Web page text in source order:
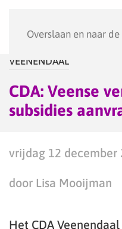
Overslaan en naar
VEENENDAAL
CDA: Veense
subsidies
vrijdag 12 december
door Lisa Mooijman
Het CDA